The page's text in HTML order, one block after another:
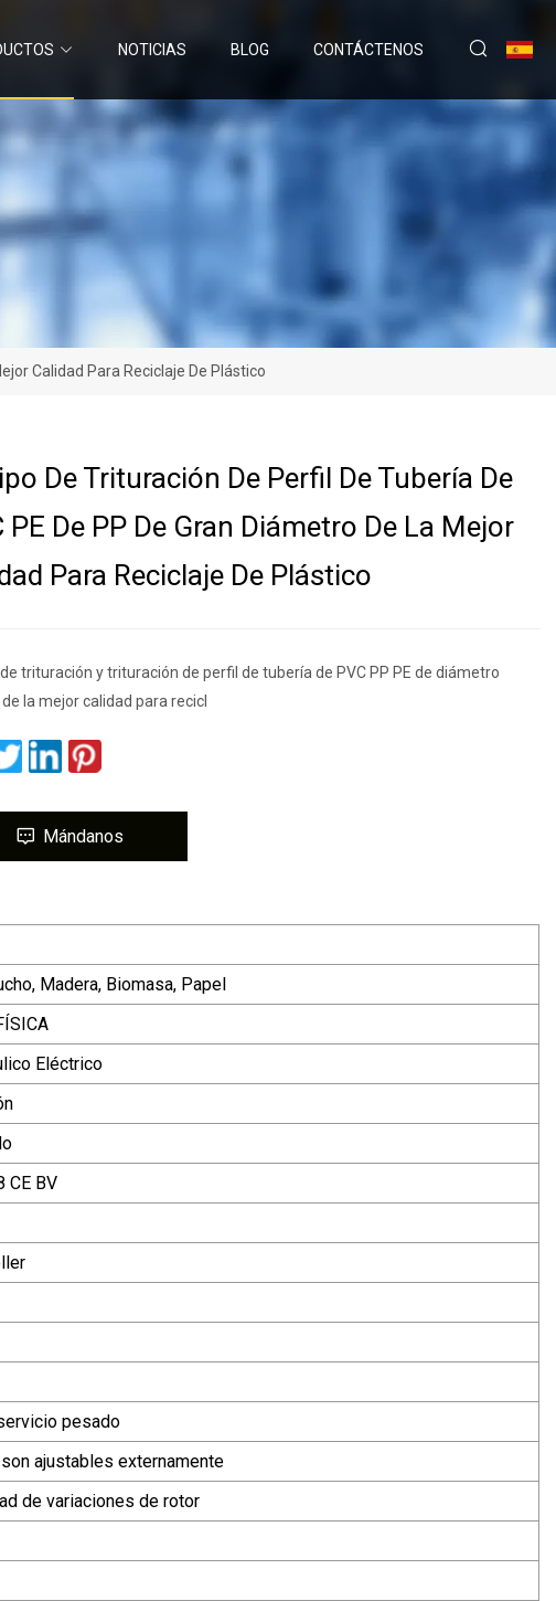
NOTICIAS BLOG CONTÁCTENOS
Calidad Para Reciclaje De Plástico
De Trituración De Perfil De Tubería De
PE De PP De Gran Diámetro De La Mejor
Para Reciclaje De Plástico
trituración y trituración de perfil de tubería de PVC PP PE de diámetro
la mejor calidad para recicl
Mándanos
Madera, Biomasa, Papel
Eléctrico
CE BV
pesado
ajustables externamente
de variaciones de rotor